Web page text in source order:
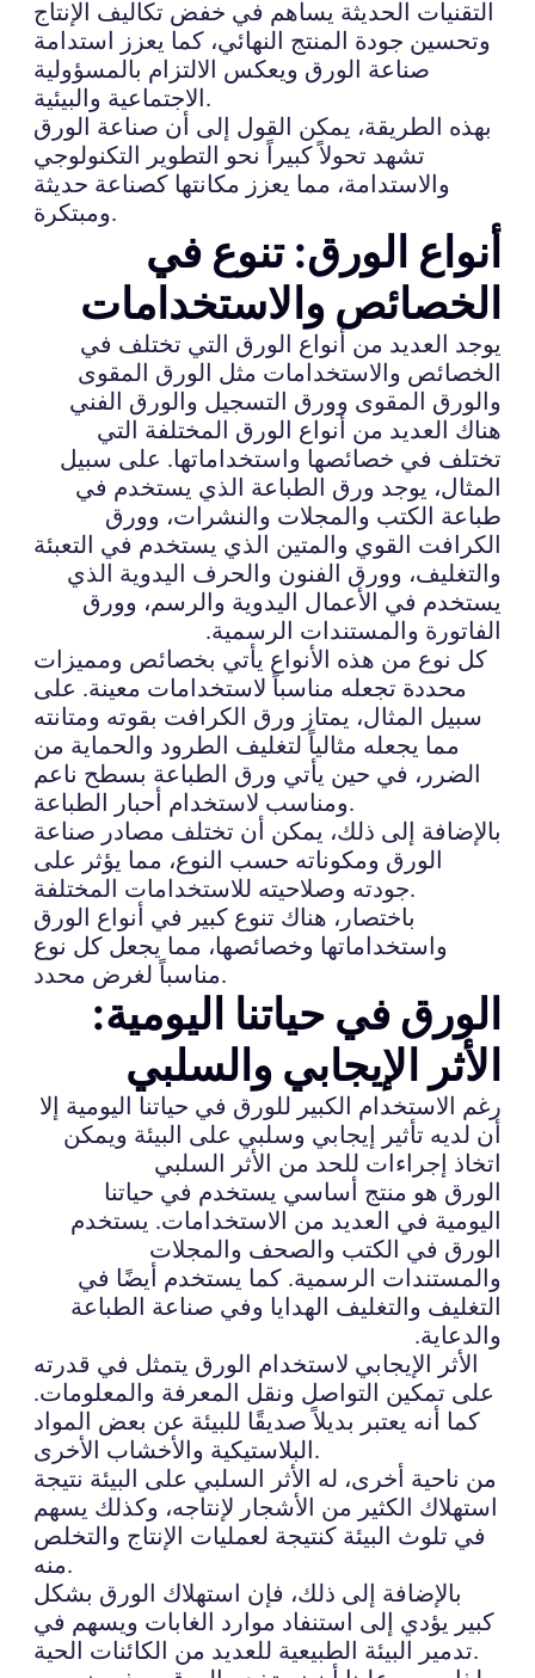
التقنيات الحديثة يساهم في خفض تكاليف الإنتاج
وتحسين جودة المنتج النهائي، كما يعزز استدامة
صناعة الورق ويعكس الالتزام بالمسؤولية
الاجتماعية والبيئية.
بهذه الطريقة، يمكن القول إلى أن صناعة الورق
تشهد تحولاً كبيراً نحو التطوير التكنولوجي
والاستدامة، مما يعزز مكانتها كصناعة حديثة
ومبتكرة.
أنواع الورق: تنوع في
الخصائص والاستخدامات
يوجد العديد من أنواع الورق التي تختلف في
الخصائص والاستخدامات مثل الورق المقوى
والورق المقوى وورق التسجيل والورق الفني
هناك العديد من أنواع الورق المختلفة التي
تختلف في خصائصها واستخداماتها. على سبيل
المثال، يوجد ورق الطباعة الذي يستخدم في
طباعة الكتب والمجلات والنشرات، وورق
الكرافت القوي والمتين الذي يستخدم في التعبئة
والتغليف، وورق الفنون والحرف اليدوية الذي
يستخدم في الأعمال اليدوية والرسم، وورق
الفاتورة والمستندات الرسمية.
كل نوع من هذه الأنواع يأتي بخصائص ومميزات
محددة تجعله مناسباً لاستخدامات معينة. على
سبيل المثال، يمتاز ورق الكرافت بقوته ومتانته
مما يجعله مثالياً لتغليف الطرود والحماية من
الضرر، في حين يأتي ورق الطباعة بسطح ناعم
ومناسب لاستخدام أحبار الطباعة.
بالإضافة إلى ذلك، يمكن أن تختلف مصادر صناعة
الورق ومكوناته حسب النوع، مما يؤثر على
جودته وصلاحيته للاستخدامات المختلفة.
باختصار، هناك تنوع كبير في أنواع الورق
واستخداماتها وخصائصها، مما يجعل كل نوع
مناسباً لغرض محدد.
الورق في حياتنا اليومية:
الأثر الإيجابي والسلبي
رغم الاستخدام الكبير للورق في حياتنا اليومية إلا
أن لديه تأثير إيجابي وسلبي على البيئة ويمكن
اتخاذ إجراءات للحد من الأثر السلبي
الورق هو منتج أساسي يستخدم في حياتنا
اليومية في العديد من الاستخدامات. يستخدم
الورق في الكتب والصحف والمجلات
والمستندات الرسمية. كما يستخدم أيضًا في
التغليف والتغليف الهدايا وفي صناعة الطباعة
والدعاية.
الأثر الإيجابي لاستخدام الورق يتمثل في قدرته
على تمكين التواصل ونقل المعرفة والمعلومات.
كما أنه يعتبر بديلاً صديقًا للبيئة عن بعض المواد
البلاستيكية والأخشاب الأخرى.
من ناحية أخرى، له الأثر السلبي على البيئة نتيجة
استهلاك الكثير من الأشجار لإنتاجه، وكذلك يسهم
في تلوث البيئة كنتيجة لعمليات الإنتاج والتخلص
منه.
بالإضافة إلى ذلك، فإن استهلاك الورق بشكل
كبير يؤدي إلى استنفاد موارد الغابات ويسهم في
تدمير البيئة الطبيعية للعديد من الكائنات الحية.